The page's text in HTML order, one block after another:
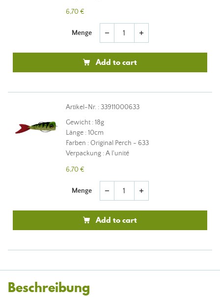
6,70 €
Menge remove add
Add to cart
Artikel-Nr. : 33911000633
Gewicht : 18g
Länge : 10cm
Farben : Original Perch - 633
Verpackung : A l'unité
6,70 €
Menge remove add
Add to cart
Beschreibung